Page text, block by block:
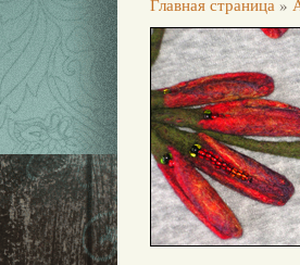
Главная страница »